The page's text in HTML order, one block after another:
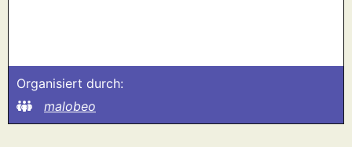
Organisiert durch:
malobeo